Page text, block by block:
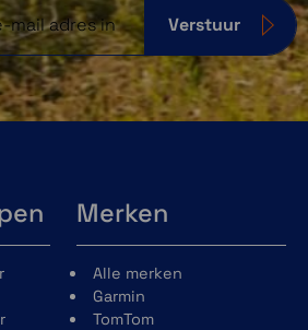
metalen versterkte rand en
scherm.
worden.
Verstuur
Merken
Alle merken
Garmin
TomTom